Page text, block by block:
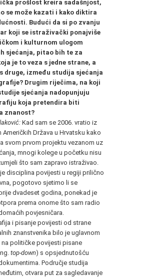
prošlost kreira sadašnjost,
se može kazati i kako diktira
Budući da si po zvanju
koji se istraživački ponajviše
i kulturnom ulogom
sjećanja, pitao bih te za
je to veza s jedne strane, a
druge, između studija sjećanja
Drugim riječima, na koji
sjećanja nadopunjuju
koja pretendira biti
znanost?
Kad sam se 2006. vratio iz
Američkih Država u Hrvatsku kako
svom prvom projektu vezanom uz
mnogi kolege u početku nisu
što sam zapravo istraživao.
disciplina povijesti u regiji prilično
pogotovo sjetimo li se
dvadeset godina, ponekad je
prema onome što sam radio
povjesničara.
i pisanje povijesti od strane
znanstvenika bilo je uglavnom
na političke povijesti pisane
top-down) s opsjednutošću
Područje studija
otvara put za sagledavanje